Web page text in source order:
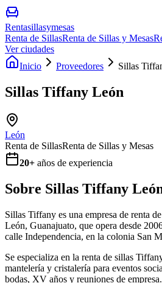
Rentasillasymesas
Renta de SillasRenta de Sillas y Mesas
Ver ciudades
Inicio
Proveedores Sillas
Sillas Tiffany León
León
Renta de SillasRenta de Sillas y Mesas
20+ años de experiencia
Sobre Sillas Tiffany
Sillas Tiffany es una empresa de renta
León, Guanajuato, que opera desde
calle Independencia, en la colonia San
Se especializa en la renta de sillas
mantelería y cristalería para eventos
bodas, XV años y reuniones de empresa.